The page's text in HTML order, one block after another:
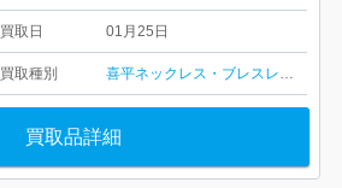
買取日 01月25日
買取種別 喜平ネックレス・ブレスレット
買取品詳細